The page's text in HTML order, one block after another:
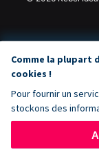
Comme la plupart
cookies !
Pour fournir un
stockons des